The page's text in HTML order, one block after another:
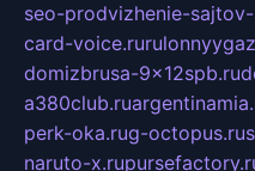
seo-prodvizhenie-
card-voice.ru
domizbrusa-9x12spb.ru
a380club.ru
perk-oka.rug-octopus.ru
naruto-x.ru